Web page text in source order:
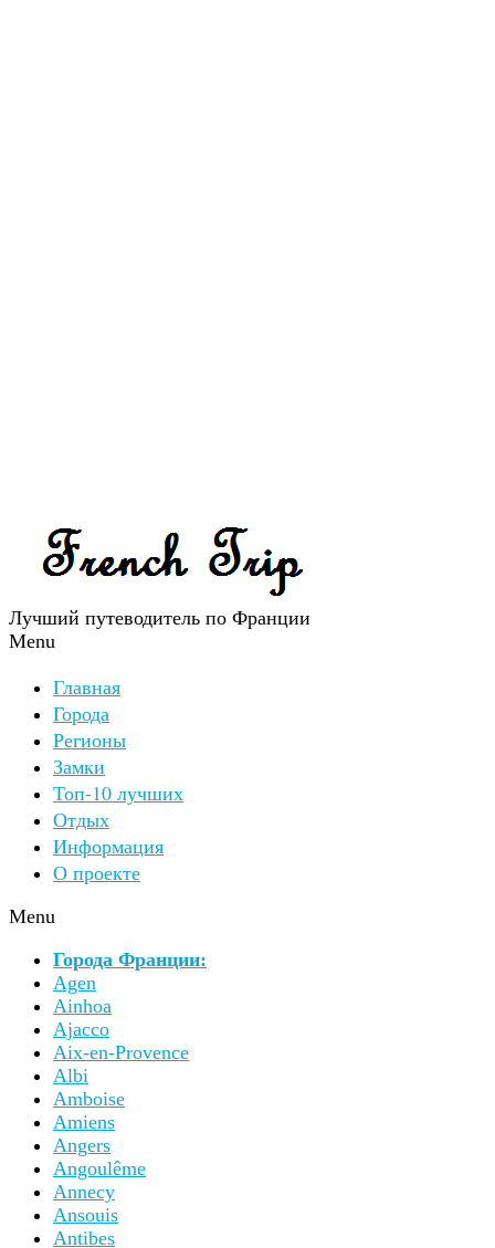
Лучший путеводитель по Франции
Menu
Главная
Города
Регионы
Замки
Топ-10 лучших
Отдых
Информация
О проекте
Menu
Города Франции:
Agen
Ainhoa
Ajacco
Aix-en-Provence
Albi
Amboise
Amiens
Angers
Angoulême
Annecy
Ansouis
Antibes